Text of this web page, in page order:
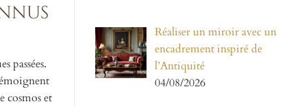
passées.
cosmos et
Réaliser un miroir avec un
encadrement inspiré de
l’Antiquité
04/08/2026